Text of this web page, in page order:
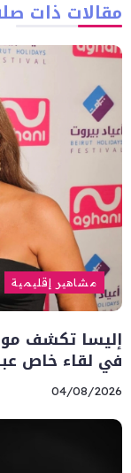
مقالات ذات
مشاهير إقليمية
إليسا تكشف
في لقاء خاص
04/08/2026